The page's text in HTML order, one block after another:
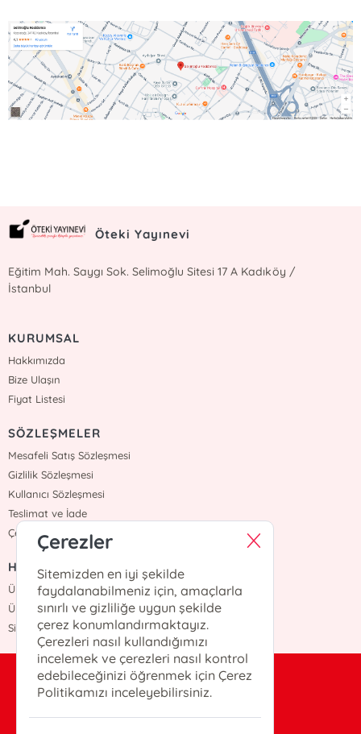
Öteki Yayınevi
Eğitim Mah. Saygı Sok. Selimoğlu Sitesi 17 A Kadıköy /
İstanbul
KURUMSAL
Hakkımızda
Bize Ulaşın
Fiyat Listesi
SÖZLEŞMELER
Mesafeli Satış Sözleşmesi
Gizlilik Sözleşmesi
Kullanıcı Sözleşmesi
Teslimat ve İade
Çerez Politikasi
HIZLI ERİŞİM
Üye Ol
Üye Giriş
Sipariş Takip
bilgi@otekiyayinevi.com
0(216)-405-25-22
Çerezler
Sitemizden en iyi şekilde
faydalanabilmeniz için, amaçlarla
sınırlı ve gizliliğe uygun şekilde
çerez konumlandırmaktayız.
Çerezleri nasıl kullandığımızı
incelemek ve çerezleri nasıl kontrol
edebileceğinizi öğrenmek için Çerez
Politikamızı inceleyebilirsiniz.